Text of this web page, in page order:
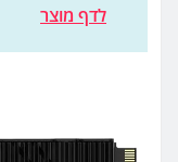
לדף מוצר